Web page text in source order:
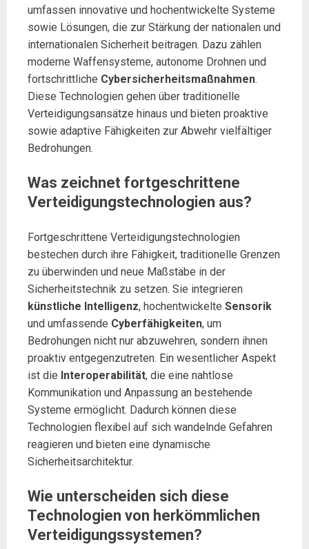
umfassen innovative und hochentwickelte Systeme
sowie Lösungen, die zur Stärkung der nationalen und
internationalen Sicherheit beitragen. Dazu zählen
moderne Waffensysteme, autonome Drohnen und
fortschrittliche Cybersicherheitsmaßnahmen.
Diese Technologien gehen über traditionelle
Verteidigungsansätze hinaus und bieten proaktive
sowie adaptive Fähigkeiten zur Abwehr vielfältiger
Bedrohungen.
Was zeichnet fortgeschrittene
Verteidigungstechnologien aus?
Fortgeschrittene Verteidigungstechnologien
bestechen durch ihre Fähigkeit, traditionelle Grenzen
zu überwinden und neue Maßstäbe in der
Sicherheitstechnik zu setzen. Sie integrieren
künstliche Intelligenz, hochentwickelte Sensorik
und umfassende Cyberfähigkeiten, um
Bedrohungen nicht nur abzuwehren, sondern ihnen
proaktiv entgegenzutreten. Ein wesentlicher Aspekt
ist die Interoperabilität, die eine nahtlose
Kommunikation und Anpassung an bestehende
Systeme ermöglicht. Dadurch können diese
Technologien flexibel auf sich wandelnde Gefahren
reagieren und bieten eine dynamische
Sicherheitsarchitektur.
Wie unterscheiden sich diese
Technologien von herkömmlichen
Verteidigungssystemen?